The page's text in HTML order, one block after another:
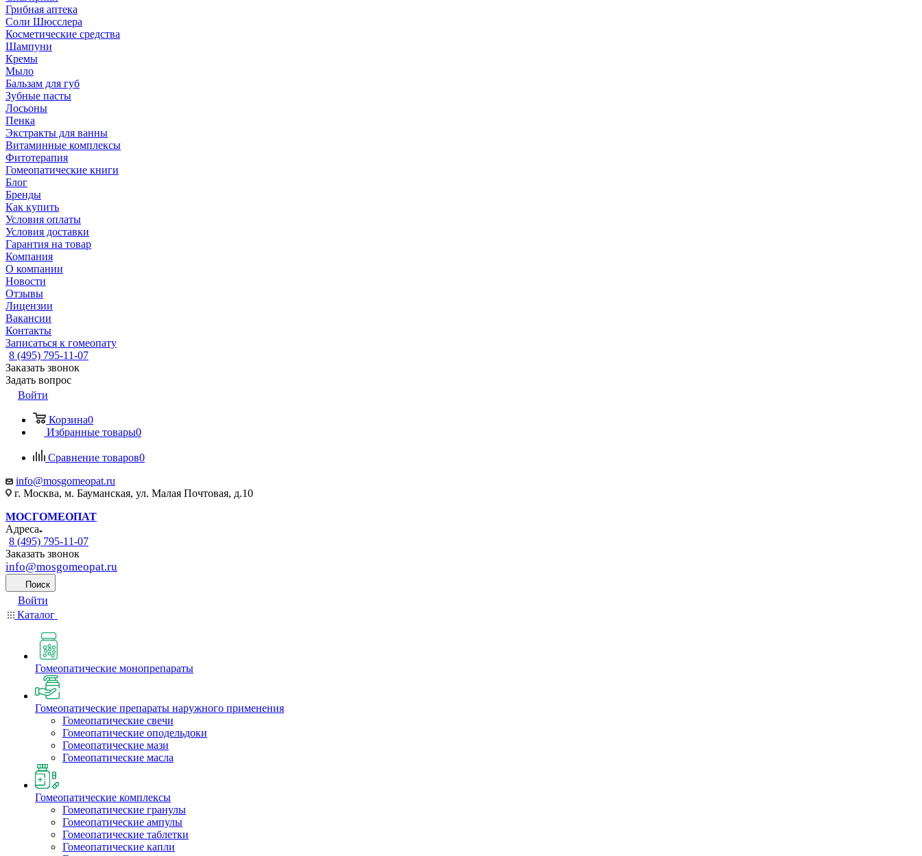
Грибная аптека
Соли Шюсслера
Косметические средства
Шампуни
Кремы
Мыло
Бальзам для губ
Зубные пасты
Лосьоны
Пенка
Экстракты для ванны
Витаминные комплексы
Фитотерапия
Гомеопатические книги
Блог
Бренды
Как купить
Условия оплаты
Условия доставки
Гарантия на товар
Компания
О компании
Новости
Отзывы
Лицензии
Вакансии
Контакты
Записаться к гомеопату
8 (495) 795-11-07
Заказать звонок
Задать вопрос
Войти
Корзина0
Избранные товары0
Сравнение товаров0
info@mosgomeopat.ru
г. Москва, м. Бауманская, ул. Малая Почтовая, д.10
МОСГОМЕОПАТ
Адреса
8 (495) 795-11-07
Заказать звонок
info@mosgomeopat.ru
Поиск
Войти
Каталог
Гомеопатические монопрепараты
Гомеопатические препараты наружного применения
Гомеопатические свечи
Гомеопатические оподельдоки
Гомеопатические мази
Гомеопатические масла
Гомеопатические комплексы
Гомеопатические гранулы
Гомеопатические ампулы
Гомеопатические таблетки
Гомеопатические капли